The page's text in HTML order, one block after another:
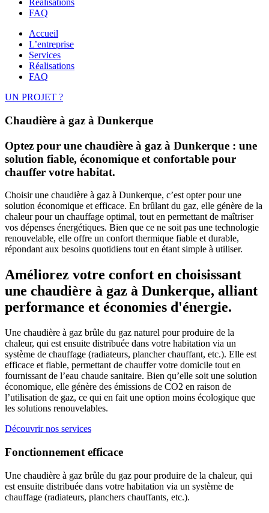
Réalisations
FAQ
Accueil
L’entreprise
Services
Réalisations
FAQ
UN PROJET ?
Chaudière à gaz à Dunkerque
Optez pour une chaudière à gaz à Dunkerque : une
solution fiable, économique et confortable pour
chauffer votre habitat.
Choisir une chaudière à gaz à Dunkerque, c’est opter pour une
solution économique et efficace. En brûlant du gaz, elle génère de la
chaleur pour un chauffage optimal, tout en permettant de maîtriser
vos dépenses énergétiques. Bien que ce ne soit pas une technologie
renouvelable, elle offre un confort thermique fiable et durable,
répondant aux besoins quotidiens tout en étant simple à utiliser.
Améliorez votre confort en choisissant
une chaudière à gaz à Dunkerque, alliant
performance et économies d'énergie.
Une chaudière à gaz brûle du gaz naturel pour produire de la
chaleur, qui est ensuite distribuée dans votre habitation via un
système de chauffage (radiateurs, plancher chauffant, etc.). Elle est
efficace et fiable, permettant de chauffer votre domicile tout en
fournissant de l’eau chaude sanitaire. Bien qu’elle soit une solution
économique, elle génère des émissions de CO2 en raison de
l’utilisation de gaz, ce qui en fait une option moins écologique que
les solutions renouvelables.
Découvrir nos services
Fonctionnement efficace
Une chaudière à gaz brûle du gaz pour produire de la chaleur, qui
est ensuite distribuée dans votre habitation via un système de
chauffage (radiateurs, planchers chauffants, etc.).